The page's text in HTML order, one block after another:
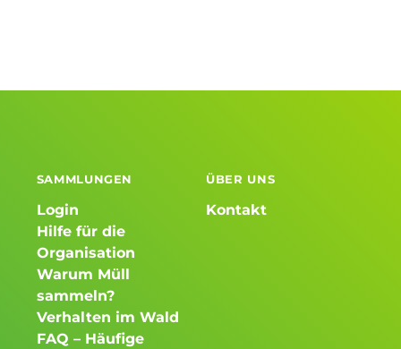
SAMMLUNGEN
Login
Hilfe für die
Organisation
Warum Müll
sammeln?
Verhalten im Wald
FAQ – Häufige
ÜBER UNS
Kontakt